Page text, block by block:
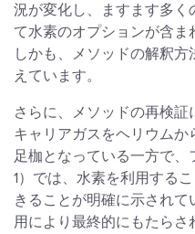
況が変化し、ますます多く
て水素のオプションが含ま
しかも、メソッドの解釈
えています。
さらに、メソッドの再検
キャリアガスをヘリウム
足枷となっている一方で、
1）では、水素を利用する
きることが明確に示され
用により最終的にもたら